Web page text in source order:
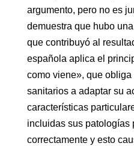
argumento, pero no es
demuestra que hubo
que contribuyó al
española aplica el
como viene», que
sanitarios a adaptar su
características
incluidas sus patologías
correctamente y esto